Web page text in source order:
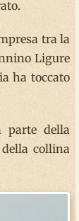
tra la
Ligure
ha toccato
parte della
collina